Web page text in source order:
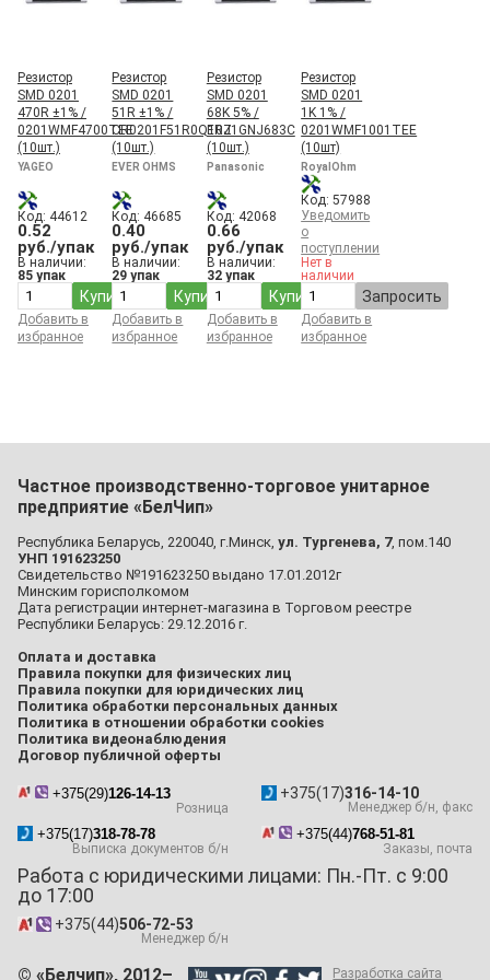
Резистор
SMD 0201
470R ±1% /
0201WMF4700TEE
(10шт.)
YAGEO
Код: 44612
0.52
руб./упак
В наличии:
85 упак
Купить
Добавить в
избранное
Резистор
SMD 0201
51R ±1% /
CR0201F51R0Q10Z
(10шт.)
EVER OHMS
Код: 46685
0.40
руб./упак
В наличии:
29 упак
Купить
Добавить в
избранное
Резистор
SMD 0201
68K 5% /
ERJ1GNJ683C
(10шт.)
Panasonic
Код: 42068
0.66
руб./упак
В наличии:
32 упак
Купить
Добавить в
избранное
Резистор
SMD 0201
1K 1% /
0201WMF1001TEE
(10шт)
RoyalOhm
Код: 57988
Уведомить
о
поступлении
Нет в
наличии
Запросить
Добавить в
избранное
Частное производственно-торговое унитарное
предприятие «БелЧип»
Республика Беларусь, 220040, г.Минск, ул. Тургенева, 7, пом.140
УНП 191623250
Свидетельство №191623250 выдано 17.01.2012г
Минским горисполкомом
Дата регистрации интернет-магазина в Торговом реестре
Республики Беларусь: 29.12.2016 г.
Оплата и доставка
Правила покупки для физических лиц
Правила покупки для юридических лиц
Политика обработки персональных данных
Политика в отношении обработки cookies
Политика видеонаблюдения
Договор публичной оферты
+375(29)126-14-13
Розница
+375(17)316-14-10
Менеджер б/н, факс
+375(17)318-78-78
Выписка документов б/н
+375(44)768-51-81
Заказы, почта
+375(44)506-72-53
Менеджер б/н
Работа с юридическими лицами: Пн.-Пт. с 9:00
до 17:00
© «Белчип», 2012–
Разработка сайта